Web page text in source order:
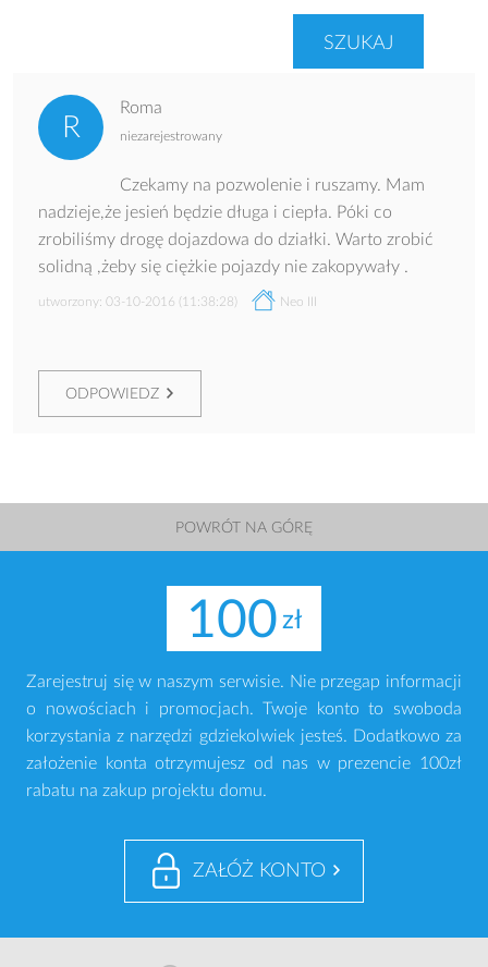
Roma
niezarejestrowany
Czekamy na pozwolenie i ruszamy. Mam
nadzieje,że jesień będzie długa i ciepła. Póki co
zrobiliśmy drogę dojazdowa do działki. Warto zrobić
solidną ,żeby się ciężkie pojazdy nie zakopywały .
utworzony: 03-10-2016 (11:38:28) Neo III
ODPOWIEDZ
POWRÓT NA GÓRĘ
100
Zarejestruj się w naszym serwisie. Nie przegap informacji
o nowościach i promocjach. Twoje konto to swoboda
korzystania z narzędzi gdziekolwiek jesteś. Dodatkowo za
założenie konta otrzymujesz od nas w prezencie 100zł
rabatu na zakup projektu domu.
ZAŁÓŻ KONTO